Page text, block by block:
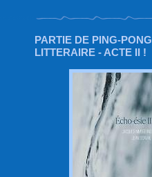
PARTIE DE PING-PONG
LITTERAIRE - ACTE II !